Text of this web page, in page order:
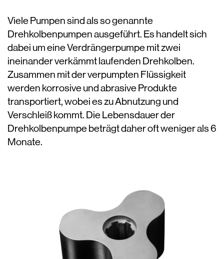
Viele Pumpen sind als so genannte
Drehkolbenpumpen ausgeführt. Es handelt sich
dabei um eine Verdrängerpumpe mit zwei
ineinander verkämmt laufenden Drehkolben.
Zusammen mit der verpumpten Flüssigkeit
werden korrosive und abrasive Produkte
transportiert, wobei es zu Abnutzung und
Verschleiß kommt. Die Lebensdauer der
Drehkolbenpumpe beträgt daher oft weniger als 6
Monate.